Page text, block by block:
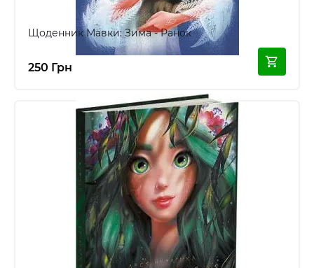
Щоденник Мавки: Зима - Ранок
250 Грн